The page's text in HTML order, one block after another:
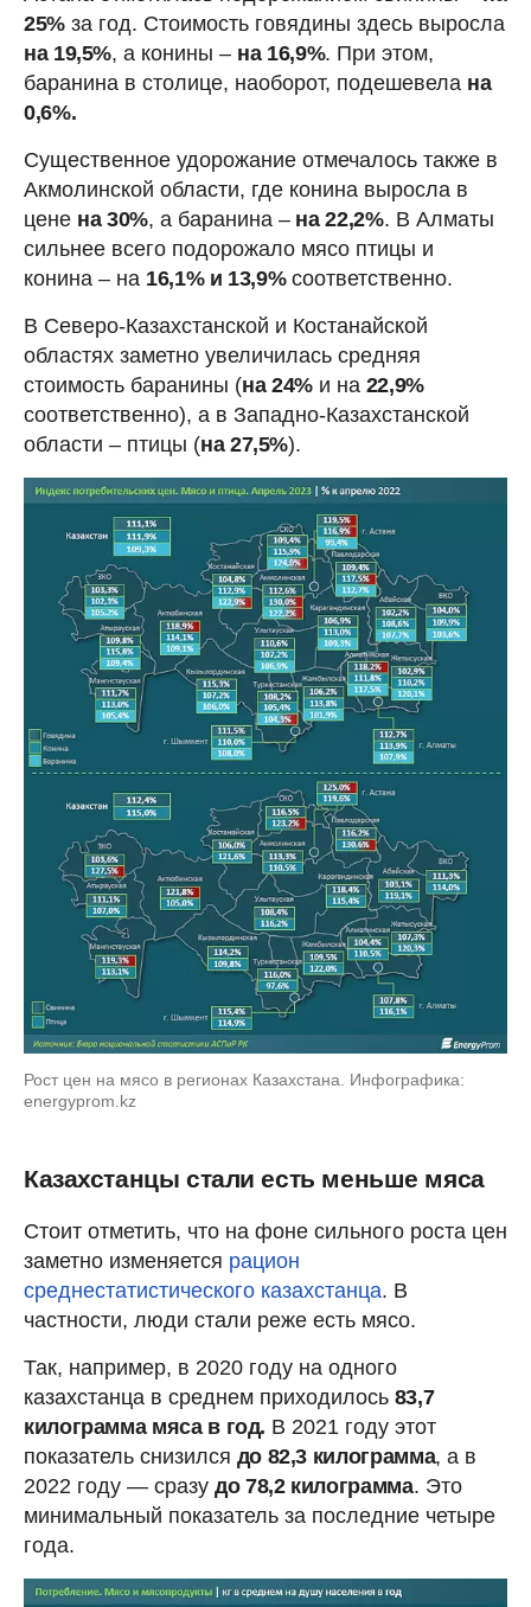
25%за год. Стоимость говядины здесь выросла
на 19,5%, а конины – на 16,9%. При этом,
баранина в столице, наоборот, подешевела на
0,6%.
Существенное удорожание отмечалось также в
Акмолинской области, где конина выросла в
цене на 30%, а баранина –на 22,2%. В Алматы
сильнее всего подорожало мясо птицы и
конина – на 16,1% и 13,9%соответственно.
В Северо-Казахстанской и Костанайской
областях заметно увеличилась средняя
стоимость баранины (на 24%и на 22,9%
соответственно), а в Западно-Казахстанской
области – птицы (на 27,5%).
Рост цен на мясо в регионах Казахстана. Инфографика:
energyprom.kz
Казахстанцы стали есть меньше мяса
Стоит отметить, что на фоне сильного роста цен
заметно изменяется рацион
среднестатистического казахстанца. В
частности, люди стали реже есть мясо.
Так, например, в 2020 году на одного
казахстанца в среднем приходилось 83,7
килограмма мяса в год. В 2021 году этот
показатель снизился до 82,3 килограмма, а в
2022 году — сразу до 78,2 килограмма. Это
минимальный показатель за последние четыре
года.